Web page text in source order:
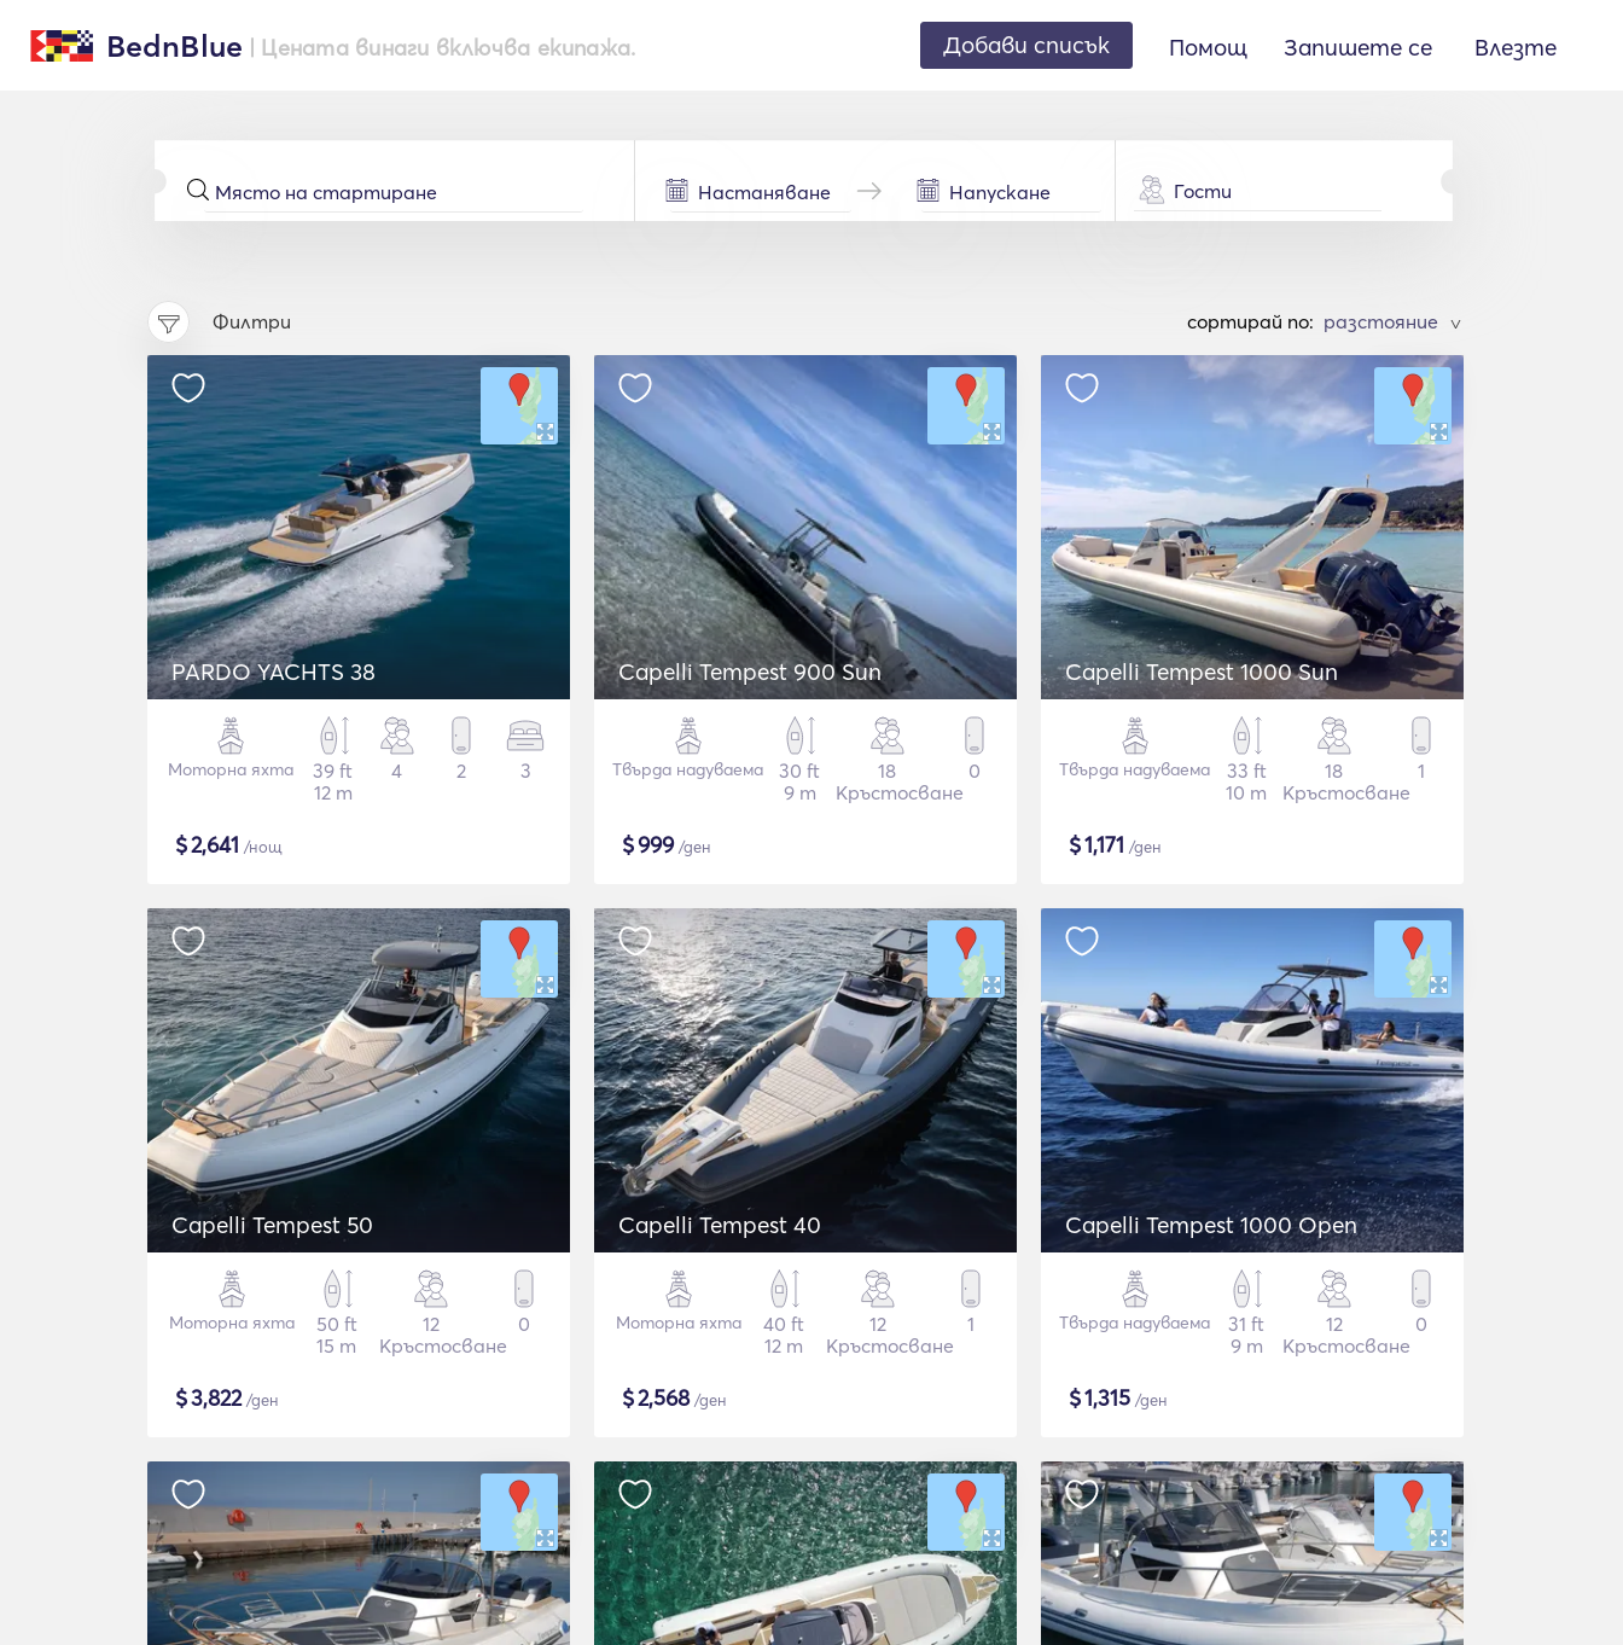
BednBlue | Цената винаги включва екипажа. Добави списък Помощ Запишете се Влезте
Гости
Филтри cортирай по: >
PARDO YACHTS 38
Моторна яхта
39 ft
12 m
4 2 3
$2,641 /нощ
Capelli Tempest 900 Sun
Твърда надуваема
30 ft
9 m
18
Кръстосване
0
$999/ден
Capelli Tempest 1000 Sun
Твърда надуваема
33 ft
10 m
18
Кръстосване
1
$1,171 /ден
Capelli Tempest 50
Моторна яхта
50 ft
15 m
12
Кръстосване
0
$3,822/ден
Capelli Tempest 40
Моторна яхта
40 ft
12 m
12
Кръстосване
1
$2,568/ден
Capelli Tempest 1000 Open
Твърда надуваема
31 ft
9 m
12
Кръстосване
0
$1,315 /ден